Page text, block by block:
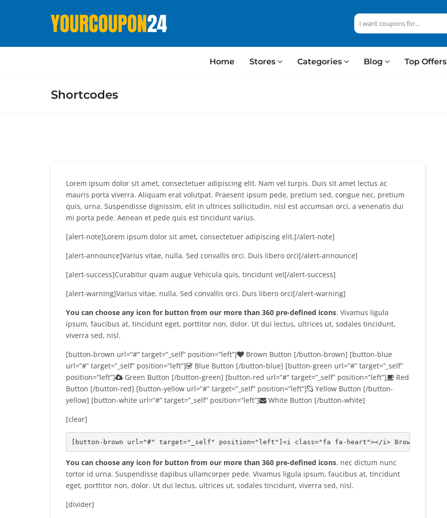
Home Stores Categories Blog Top Offers
Shortcodes
Lorem ipsum dolor sit amet, consectetuer adipiscing elit. Nam vel turpis. Duis sit amet lectus ac
mauris porta viverra. Aliquam erat volutpat. Praesent ipsum pede, pretium sed, congue nec, pretium
quis, urna. Suspendisse dignissim, elit in ultrices sollicitudin, nisl est accumsan orci, a venenatis dui
mi porta pede. Aenean et pede quis est tincidunt varius.
[alert-note]Lorem ipsum dolor sit amet, consectetuer adipiscing elit.[/alert-note]
[alert-announce]Varius vitae, nulla. Sed convallis orci. Duis libero orci[/alert-announce]
[alert-success]Curabitur quam augue Vehicula quis, tincidunt vel[/alert-success]
[alert-warning]Varius vitae, nulla. Sed convallis orci. Duis libero orci[/alert-warning]
You can choose any icon for button from our more than 360 pre-defined icons. Vivamus ligula
ipsum, faucibus at, tincidunt eget, porttitor non, dolor. Ut dui lectus, ultrices ut, sodales tincidunt,
viverra sed, nisl.
[button-brown url=”#” target=”_self” position=”left”]
Brown Button [/button-brown] [button-blue
url=”#” target=”_self” position=”left”]
Blue Button [/button-blue] [button-green url=”#” target=”_self”
position=”left”]
Green Button [/button-green] [button-red url=”#” target=”_self” position=”left”]
Red
Button [/button-red] [button-yellow url=”#” target=”_self” position=”left”]
Yellow Button [/button-
yellow] [button-white url=”#” target=”_self” position=”left”]
White Button [/button-white]
[clear]
[ button-brown url="#" target="_self" position="left" ]<i class="fa fa -heart "></i> Brown Button [
You can choose any icon for button from our more than 360 pre-defined icons. nec dictum nunc
tortor id urna. Suspendisse dapibus ullamcorper pede. Vivamus ligula ipsum, faucibus at, tincidunt
eget, porttitor non, dolor. Ut dui lectus, ultrices ut, sodales tincidunt, viverra sed, nisl.
[divider]